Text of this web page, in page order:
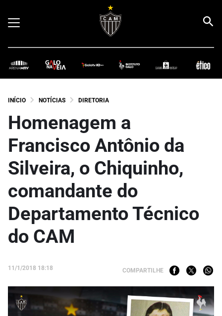
INÍCIO NOTÍCIAS DIRETORIA
Homenagem a
Francisco Antônio da
Silveira, o Chiquinho,
comandante do
Departamento Técnico
do CAM
11/1/2018 18:18 COMPARTILHE